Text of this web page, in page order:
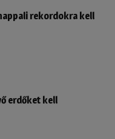
rekordokra kell
erdőket kell